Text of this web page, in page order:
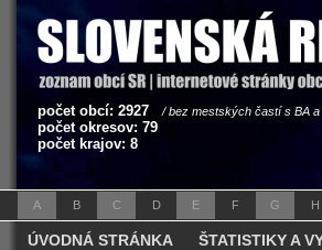
počet obcí: 2927 / bez mestských častí s BA
počet okresov: 79
počet krajov: 8
A B C D E F G H
ÚVODNÁ STRÁNKA ŠTATISTIKY A